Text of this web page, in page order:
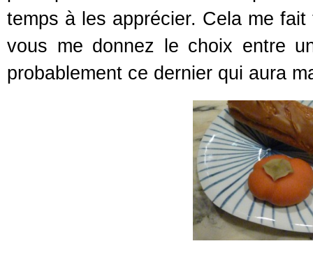
temps à les apprécier. Cela me
vous me donnez le choix entre
probablement ce dernier qui aura